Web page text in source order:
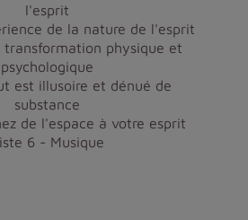
l'esprit
de la nature de l'esprit
transformation physique et
psychologique
est illusoire et dénué de
substance
de l'espace à votre esprit
6 - Musique